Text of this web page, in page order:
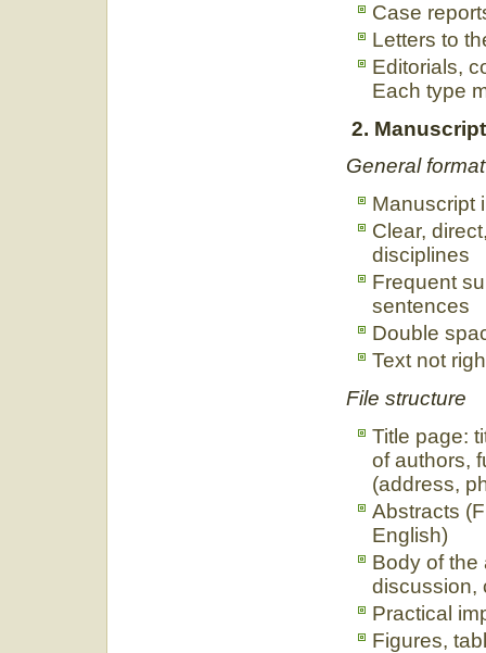
Case
Letters to
Editorials,
Each type
2.
General format
Manuscript
Clear,
disciplines
Frequent
sentences
Double
Text not
File structure
Title page:
of authors,
(address,
Abstracts
English)
Body of the
discussion,
Practical
Figures,